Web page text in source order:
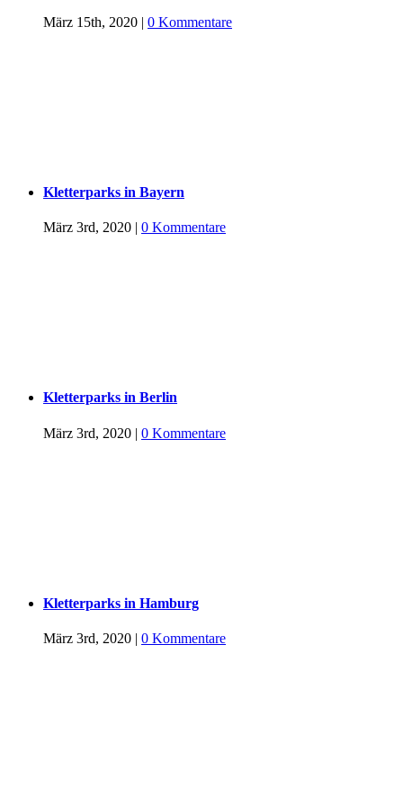
März 15th, 2020 | 0 Kommentare
Kletterparks in Bayern
März 3rd, 2020 | 0 Kommentare
Kletterparks in Berlin
März 3rd, 2020 | 0 Kommentare
Kletterparks in Hamburg
März 3rd, 2020 | 0 Kommentare